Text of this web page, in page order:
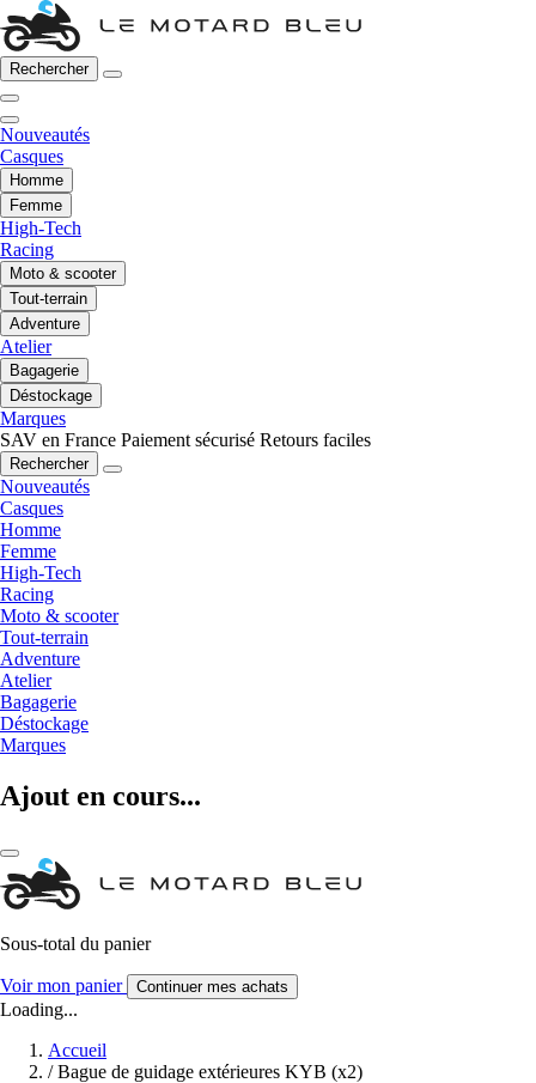
Rechercher
Nouveautés
Casques
Homme
Femme
High-Tech
Racing
Moto & scooter
Tout-terrain
Adventure
Atelier
Bagagerie
Déstockage
Marques
SAV en France Paiement sécurisé Retours faciles
Rechercher
Nouveautés
Casques
Homme
Femme
High-Tech
Racing
Moto & scooter
Tout-terrain
Adventure
Atelier
Bagagerie
Déstockage
Marques
Ajout en cours...
Sous-total du panier
Voir mon panier Continuer mes achats
Loading...
Accueil
/ Bague de guidage extérieures KYB (x2)